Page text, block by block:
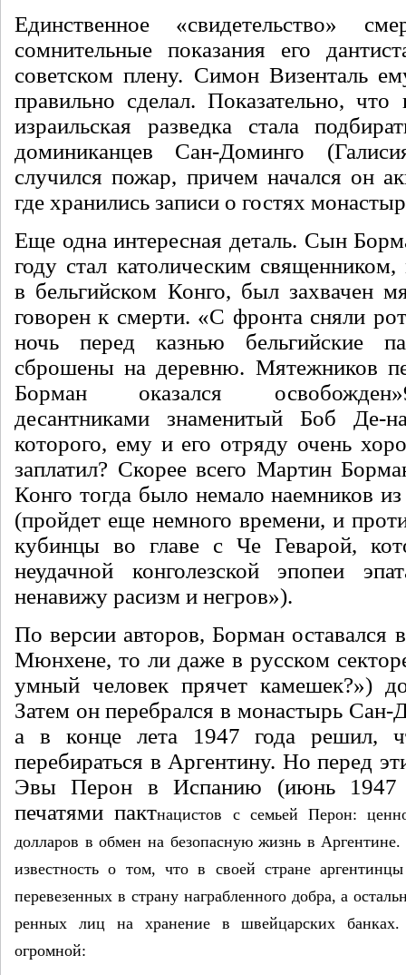
Единственное «свидетельство»
сомнительные по­казания его
советском плену. Симон Визенталь
правильно сделал. Показательно,
израильская разведка стала
доминиканцев Сан-Доминго
случился пожар, причем начался он
где хранились за­писи о гостях
Еще одна интересная деталь. Сын
году стал ка­толическим священником,
в бельгийском Конго, был захвачен
говорен к смерти. «С фронта сняли
ночь перед казнью бельгийские
сброшены на деревню. Мятеж­ников
Борман оказался освобожден»
десантниками знаменитый Боб Де-
которого, ему и его отряду очень
заплатил? Скорее всего Мартин
Конго тогда было немало наемников
(пройдет еще немного вре­мени, и
ку­бинцы во главе с Че Геварой,
неудачной конголезской эпопеи
ненавижу расизм и негров»).
По версии авторов, Борман оста­вался
Мюнхене, то ли даже в русском
умный человек прячет каме­шек?»)
Затем он пе­ребрался в монастырь
а в конце лета 1947 года ре­шил,
перебираться в Аргентину. Но перед
Эвы Перон в Испанию (июнь 1947
печатями пактнацистов с семьей Перон:
долларов в обмен на безопасную жизнь в
известность о том, что в своей стране
перевезен­ных в страну награбленного добра, а
ренных лиц на хранение в швейцар­ских банках.
огромной: